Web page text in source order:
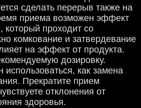
сделать перерыв также на
приема возможен эффект
который проходит со
комкование и затвердевание
на эффект от продукта.
дозировку.
как замена
Прекратите прием
отклонения от
здоровья.